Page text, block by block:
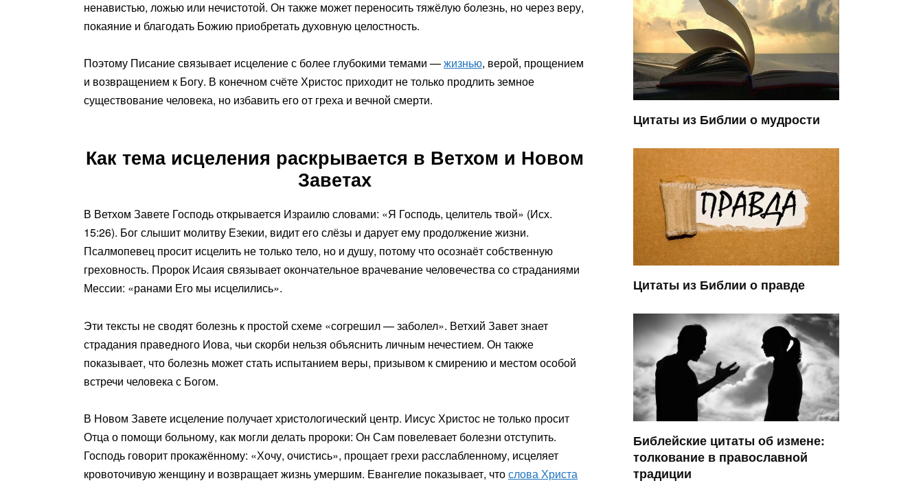
ненавистью, ложью или нечистотой. Он также может переносить тяжёлую болезнь, но через веру,
покаяние и благодать Божию приобретать духовную целостность.
Поэтому Писание связывает исцеление с более глубокими темами —жизнью, верой, прощением
и возвращением к Богу. В конечном счёте Христос приходит не только продлить земное
существование человека, но избавить его от греха и вечной смерти.
Как тема исцеления раскрывается в Ветхом и Новом
Заветах
В Ветхом Завете Господь открывается Израилю словами: «Я Господь, целитель твой» (Исх.
15:26). Бог слышит молитву Езекии, видит его слёзы и дарует ему продолжение жизни.
Псалмопевец просит исцелить не только тело, но и душу, потому что осознаёт собственную
греховность. Пророк Исаия связывает окончательное врачевание человечества со страданиями
Мессии: «ранами Его мы исцелились».
Эти тексты не сводят болезнь к простой схеме «согрешил — заболел». Ветхий Завет знает
страдания праведного Иова, чьи скорби нельзя объяснить личным нечестием. Он также
показывает, что болезнь может стать испытанием веры, призывом к смирению и местом особой
встречи человека с Богом.
В Новом Завете исцеление получает христологический центр. Иисус Христос не только просит
Отца о помощи больному, как могли делать пророки: Он Сам повелевает болезни отступить.
Господь говорит прокажённому: «Хочу, очистись», прощает грехи расслабленному, исцеляет
кровоточивую женщину и возвращает жизнь умершим. Евангелие показывает, чтослова Христа
Цитаты из Библии о мудрости
Цитаты из Библии о правде
Библейские цитаты об измене:
толкование в православной
традиции